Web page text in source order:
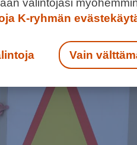
K-ryhmän
Vain